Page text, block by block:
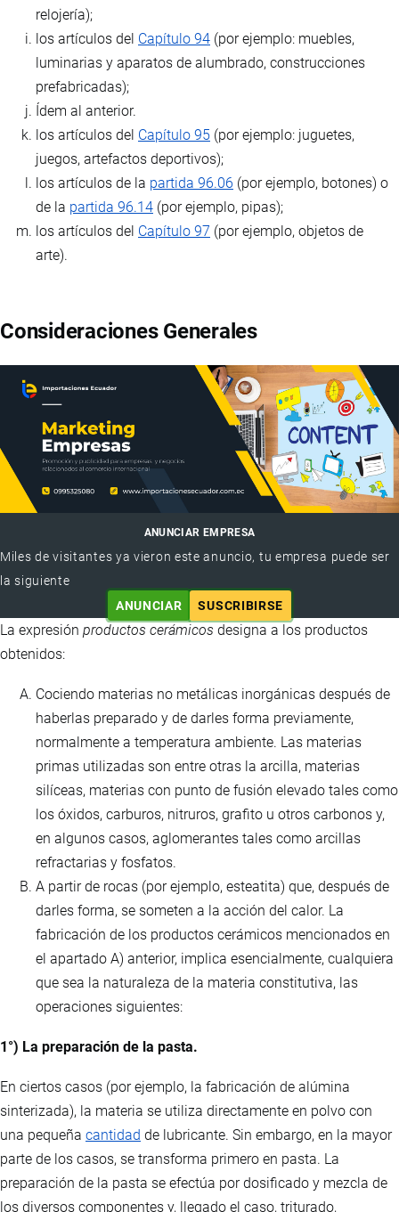
relojería);
los artículos del Capítulo 94 (por ejemplo: muebles,
luminarias y aparatos de alumbrado, construcciones
prefabricadas);
Ídem al anterior.
los artículos del Capítulo 95 (por ejemplo: juguetes,
juegos, artefactos deportivos);
los artículos de la partida 96.06 (por ejemplo, botones) o
de la partida 96.14 (por ejemplo, pipas);
los artículos del Capítulo 97 (por ejemplo, objetos de
arte).
Consideraciones Generales
ANUNCIAR EMPRESA
Miles de visitantes ya vieron este anuncio, tu empresa puede ser
la siguiente
ANUNCIAR
SUSCRIBIRSE
La expresión productos cerámicos designa a los productos
obtenidos:
Cociendo materias no metálicas inorgánicas después de
haberlas preparado y de darles forma previamente,
normalmente a temperatura ambiente. Las materias
primas utilizadas son entre otras la arcilla, materias
silíceas, materias con punto de fusión elevado tales como
los óxidos, carburos, nitruros, grafito u otros carbonos y,
en algunos casos, aglomerantes tales como arcillas
refractarias y fosfatos.
A partir de rocas (por ejemplo, esteatita) que, después de
darles forma, se someten a la acción del calor. La
fabricación de los productos cerámicos mencionados en
el apartado A) anterior, implica esencialmente, cualquiera
que sea la naturaleza de la materia constitutiva, las
operaciones siguientes:
1°) La preparación de la pasta.
En ciertos casos (por ejemplo, la fabricación de alúmina
sinterizada), la materia se utiliza directamente en polvo con
una pequeña cantidad de lubricante. Sin embargo, en la mayor
parte de los casos, se transforma primero en pasta. La
preparación de la pasta se efectúa por dosificado y mezcla de
los diversos componentes y, llegado el caso, triturado,